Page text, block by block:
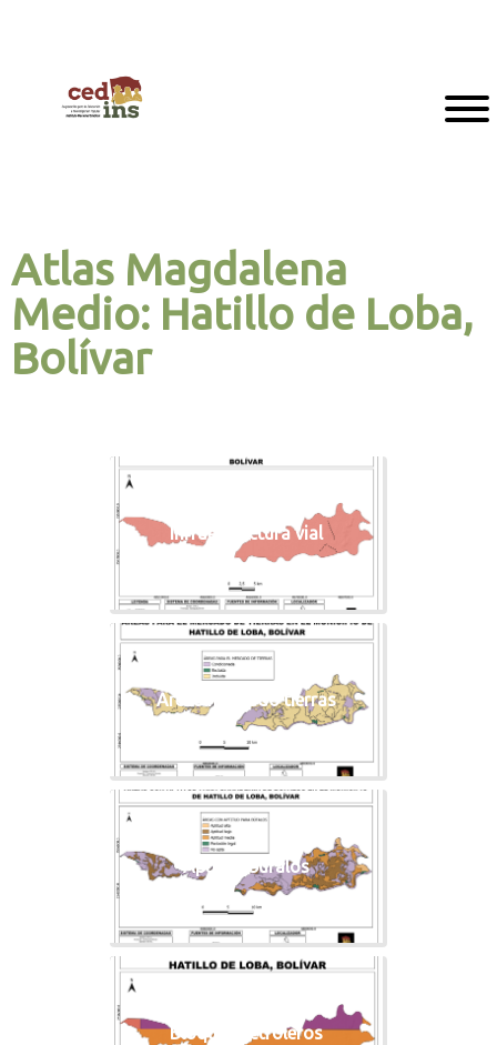
Atlas Magdalena
Medio: Hatillo de Loba,
Bolívar
Infraestructura vial
Areas mercado tierras
Aptitud bufalos
Bloques petroleros